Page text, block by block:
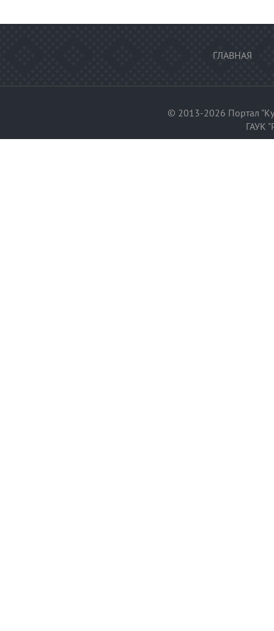
ГЛАВНАЯ
© 2013-2026 Портал
ГАУК